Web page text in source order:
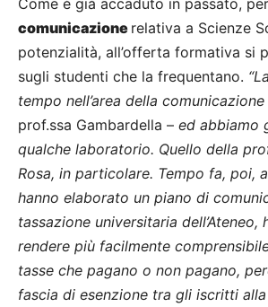
comunicazione relativa a Scienze
potenzialità, all’offerta formativa si
sugli studenti che la frequentano.
tempo nell’area della comunicazione
prof.ssa Gambardella – ed abbiamo
qualche laboratorio. Quello della
Rosa, in particolare. Tempo fa, poi,
hanno elaborato un piano di
tassazione universitaria dell’Ateneo,
rendere più facilmente
tasse che pagano o non pagano,
fascia di esenzione tra gli iscritti alla